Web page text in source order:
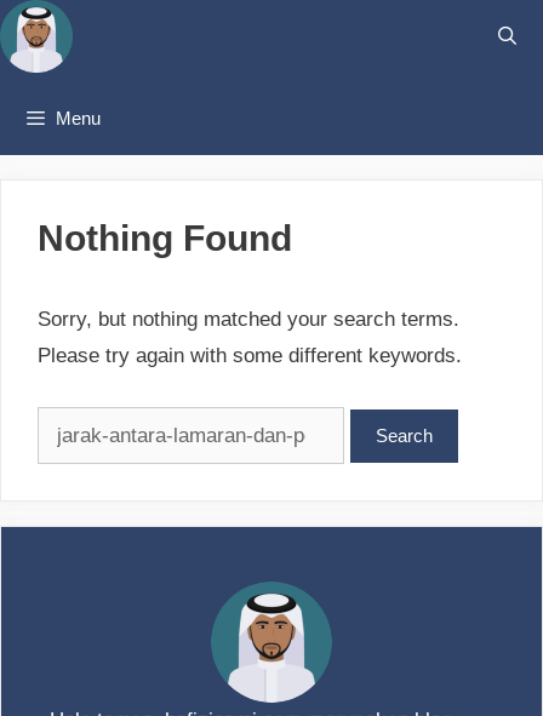
Skip
to
Menu
Nothing Found
Sorry, but nothing matched your search terms.
Please try again with some different keywords.
Search
for: